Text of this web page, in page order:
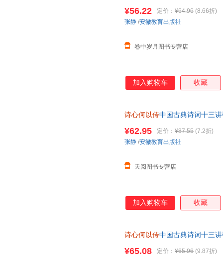
¥56.22 定价： ¥64.96 (8.66折)
卷中岁月图书专营店
张静 /安徽教育出版社
加入购物车 收藏
诗心何以传中国古典诗词十三
¥62.95 定价： ¥87.55 (7.2折)
天阅图书专营店
张静 /安徽教育出版社
加入购物车 收藏
诗心何以传中国古典诗词十三
¥65.08 定价： ¥65.96 (9.87折)